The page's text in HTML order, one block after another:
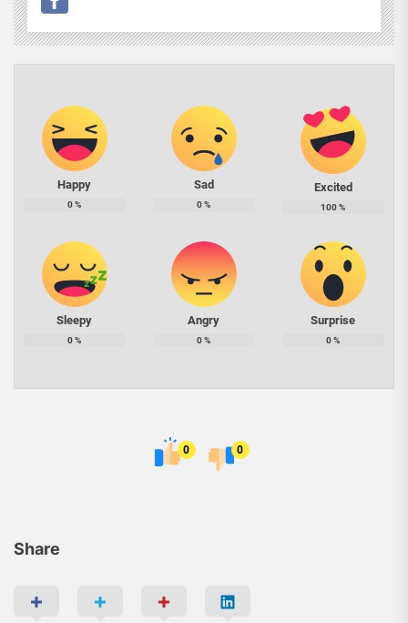
Share
Happy
0%
Sad
0%
Excited
100%
Sleepy
0%
Angry
0%
Surprise
0%
0 0